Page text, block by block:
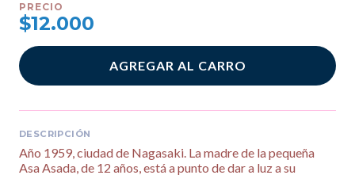
PRECIO
$12.000
AGREGAR AL CARRO
DESCRIPCIÓN
Año 1959, ciudad de Nagasaki. La madre de la pequeña
Asa Asada, de 12 años, está a punto de dar a luz a su